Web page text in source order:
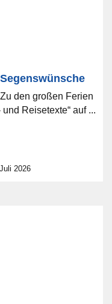
Reisetexte“ auf ...
2026